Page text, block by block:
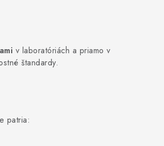
v laboratóriách a priamo v
štandardy.
patria: